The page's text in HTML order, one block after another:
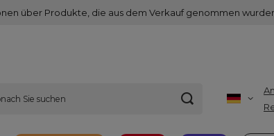
über Produkte, die aus dem Verkauf genommen